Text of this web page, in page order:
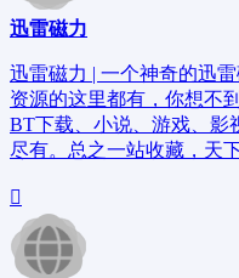
迅雷磁力
迅雷磁力 | 一个神奇的迅
资源的这里都有，你想不
BT下载、小说、游戏、影
尽有。总之一站收藏，天